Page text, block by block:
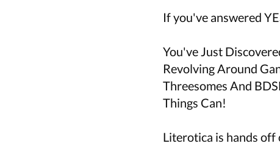
If you've answered
You've Just
Revolving Around
Threesomes And
Things Can!
Literotica is hands off